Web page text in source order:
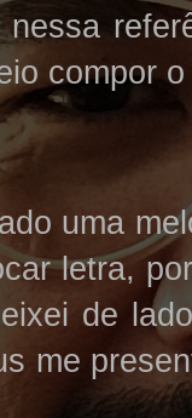
nessa
compor
uma
letra,
de
me